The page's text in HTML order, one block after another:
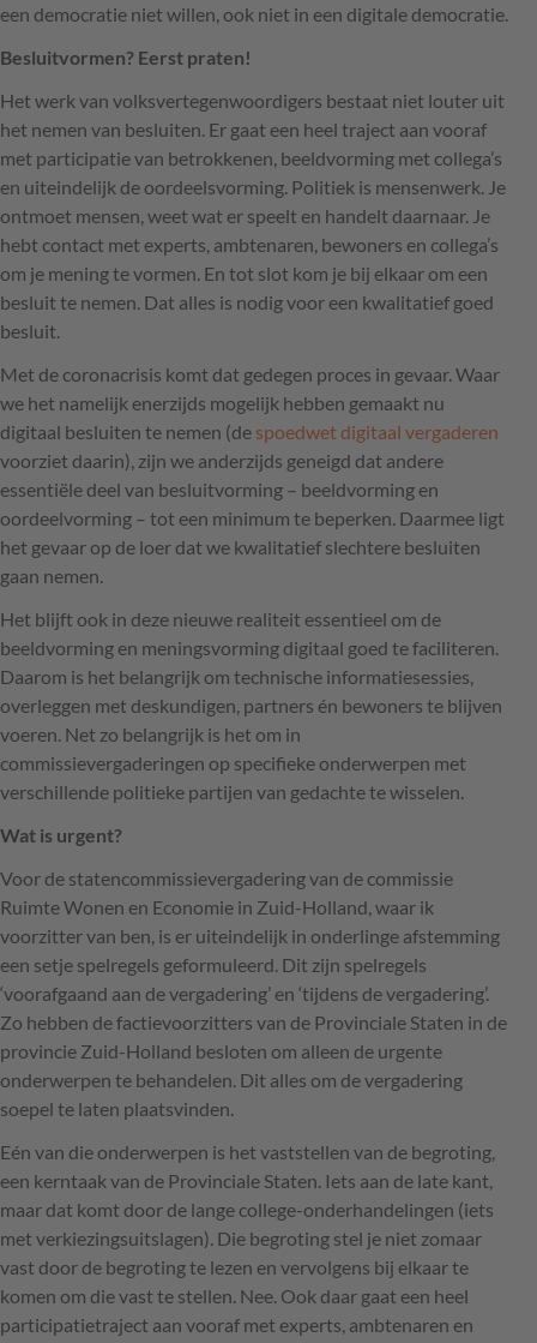
een democratie niet willen, ook niet in een digitale democratie.
Besluitvormen? Eerst praten!
Het werk van volksvertegenwoordigers bestaat niet louter uit
het nemen van besluiten. Er gaat een heel traject aan vooraf
met participatie van betrokkenen, beeldvorming met collega’s
en uiteindelijk de oordeelsvorming. Politiek is mensenwerk. Je
ontmoet mensen, weet wat er speelt en handelt daarnaar. Je
hebt contact met experts, ambtenaren, bewoners en collega’s
om je mening te vormen. En tot slot kom je bij elkaar om een
besluit te nemen. Dat alles is nodig voor een kwalitatief goed
besluit.
Met de coronacrisis komt dat gedegen proces in gevaar. Waar
we het namelijk enerzijds mogelijk hebben gemaakt nu
digitaal besluiten te nemen (de spoedwet digitaal vergaderen
voorziet daarin), zijn we anderzijds geneigd dat andere
essentiële deel van besluitvorming – beeldvorming en
oordeelvorming – tot een minimum te beperken. Daarmee ligt
het gevaar op de loer dat we kwalitatief slechtere besluiten
gaan nemen.
Het blijft ook in deze nieuwe realiteit essentieel om de
beeldvorming en meningsvorming digitaal goed te faciliteren.
Daarom is het belangrijk om technische informatiesessies,
overleggen met deskundigen, partners én bewoners te blijven
voeren. Net zo belangrijk is het om in
commissievergaderingen op specifieke onderwerpen met
verschillende politieke partijen van gedachte te wisselen.
Wat is urgent?
Voor de statencommissievergadering van de commissie
Ruimte Wonen en Economie in Zuid-Holland, waar ik
voorzitter van ben, is er uiteindelijk in onderlinge afstemming
een setje spelregels geformuleerd. Dit zijn spelregels
‘voorafgaand aan de vergadering’ en ‘tijdens de vergadering’.
Zo hebben de factievoorzitters van de Provinciale Staten in de
provincie Zuid-Holland besloten om alleen de urgente
onderwerpen te behandelen. Dit alles om de vergadering
soepel te laten plaatsvinden.
Eén van die onderwerpen is het vaststellen van de begroting,
een kerntaak van de Provinciale Staten. Iets aan de late kant,
maar dat komt door de lange college-onderhandelingen (iets
met verkiezingsuitslagen). Die begroting stel je niet zomaar
vast door de begroting te lezen en vervolgens bij elkaar te
komen om die vast te stellen. Nee. Ook daar gaat een heel
participatietraject aan vooraf met experts, ambtenaren en